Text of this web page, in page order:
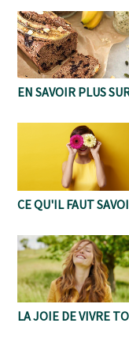
EN SAVOIR PLUS
CE QU'IL FAUT
LA JOIE DE VIVRE